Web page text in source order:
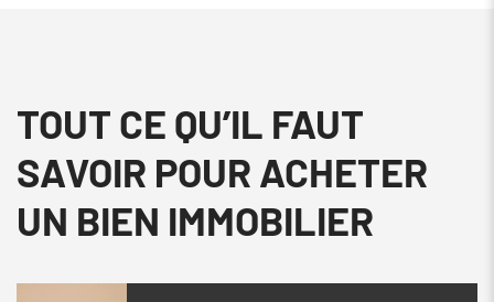
TOUT CE QU’IL FAUT
SAVOIR POUR ACHETER
UN BIEN IMMOBILIER